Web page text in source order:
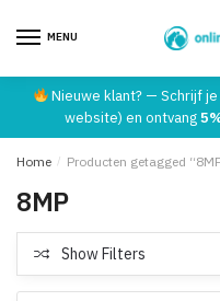
navigation
content
MENU
Nieuwe klant? — Schrijf
website) en ontvang
Home / Producten getagged
8MP
Show Filters